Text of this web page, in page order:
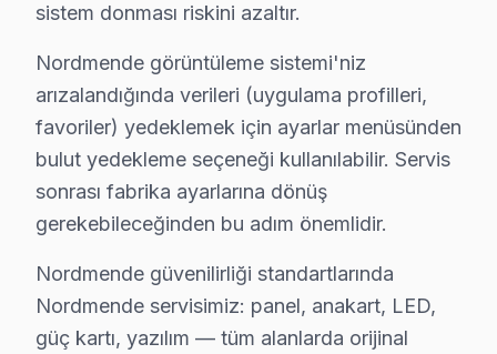
Neden bu kadar hızlıyız?
• Beşiktaş'de ekspres servis: 4 saat içinde müdahale
• Teknisyen yolda iken anlık konum bildirimi
• Beşiktaş parça temin süresi: aynı gün (stokta
• Beşiktaş'de iş yerine özel mesai saati dışı servis
• Servis tamamlandığında e-posta/SMS bildirimi
Beşiktaş'da Nordmende acil televizyon ünitesi servisi
Beşiktaş'da Nordmende TV Uzmanları –
Nordmende ürünlerine hakim, sertifikalı teknisyen
sistem donması riskini azaltır.
Nordmende görüntüleme sistemi'niz
arızalandığında verileri (uygulama profilleri,
favoriler) yedeklemek için ayarlar menüsünden
bulut yedekleme seçeneği kullanılabilir. Servis
sonrası fabrika ayarlarına dönüş
gerekebileceğinden bu adım önemlidir.
Nordmende güvenilirliği standartlarında
Nordmende servisimiz: panel, anakart, LED,
güç kartı, yazılım — tüm alanlarda orijinal